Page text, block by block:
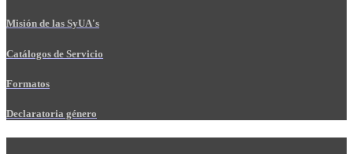
Misión de las SyUA's
Catálogos de Servicio
Formatos
Declaratoria género